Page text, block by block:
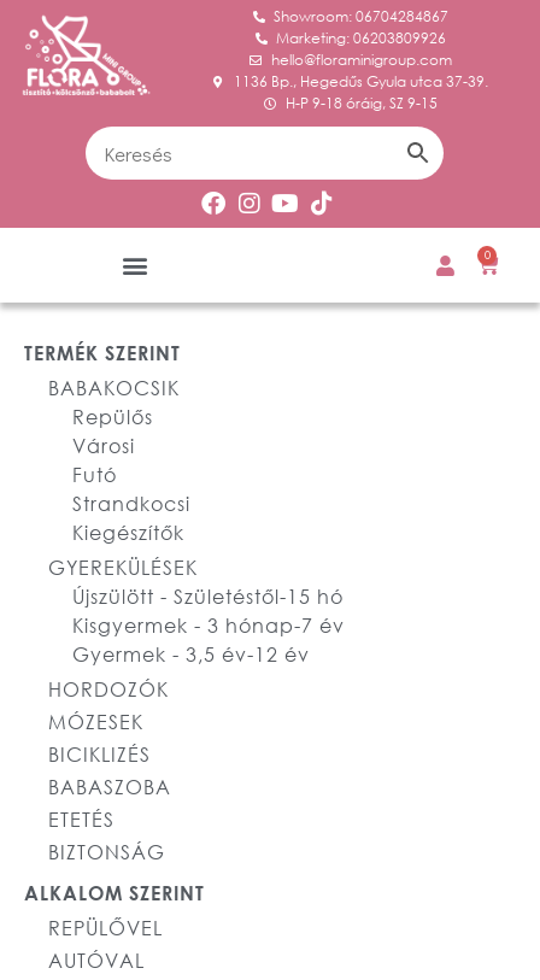
Showroom: 06704284867
Marketing: 06203809926
hello@floraminigroup.com
1136 Bp., Hegedűs Gyula utca 37-39.
H-P 9-18 óráig, SZ 9-15
0
TERMÉK SZERINT
BABAKOCSIK
Repülős
Városi
Futó
Strandkocsi
Kiegészítők
GYEREKÜLÉSEK
Újszülött - Születéstől-15 hó
Kisgyermek - 3 hónap-7 év
Gyermek - 3,5 év-12 év
HORDOZÓK
MÓZESEK
BICIKLIZÉS
BABASZOBA
ETETÉS
BIZTONSÁG
ALKALOM SZERINT
REPÜLŐVEL
AUTÓVAL